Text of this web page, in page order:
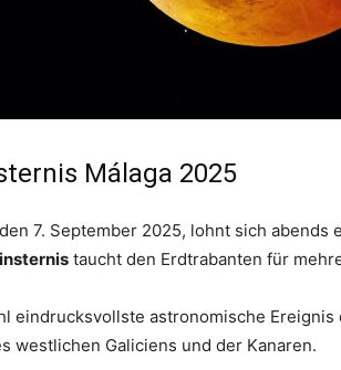
Málaga 2025
7. September 2025, lohnt sich abends
taucht den Erdtrabanten für
eindrucksvollste astronomische
westlichen Galiciens und der Kanaren.